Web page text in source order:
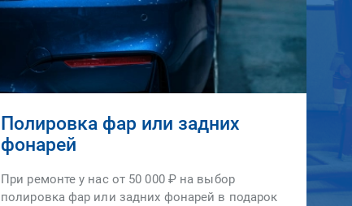
Полировка фар или задних
фонарей
При ремонте у нас от 50 000 ₽ на выбор
полировка фар или задних фонарей в подарок